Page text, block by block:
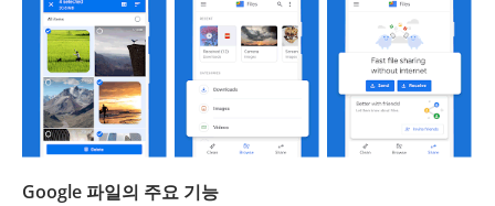
Google 파일의 주요 기능